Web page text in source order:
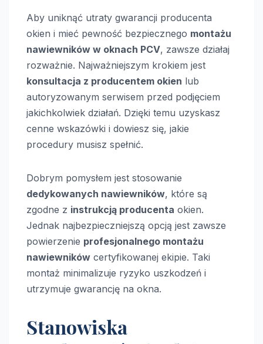
Aby uniknąć utraty gwarancji producenta
okien i mieć pewność bezpiecznego montażu
nawiewników w oknach PCV, zawsze działaj
rozważnie. Najważniejszym krokiem jest
konsultacja z producentem okien lub
autoryzowanym serwisem przed podjęciem
jakichkolwiek działań. Dzięki temu uzyskasz
cenne wskazówki i dowiesz się, jakie
procedury musisz spełnić.
Dobrym pomysłem jest stosowanie
dedykowanych nawiewników, które są
zgodne z instrukcją producenta okien.
Jednak najbezpieczniejszą opcją jest zawsze
powierzenie profesjonalnego montażu
nawiewników certyfikowanej ekipie. Taki
montaż minimalizuje ryzyko uszkodzeń i
utrzymuje gwarancję na okna.
Stanowiska